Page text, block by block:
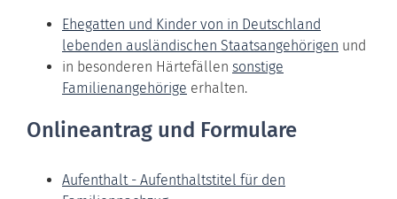
Ehegatten und Kinder von in Deutschland
lebenden ausländischen Staatsangehörigen und
in besonderen Härtefällen sonstige
Familienangehörige erhalten.
Onlineantrag und Formulare
Aufenthalt - Aufenthaltstitel für den